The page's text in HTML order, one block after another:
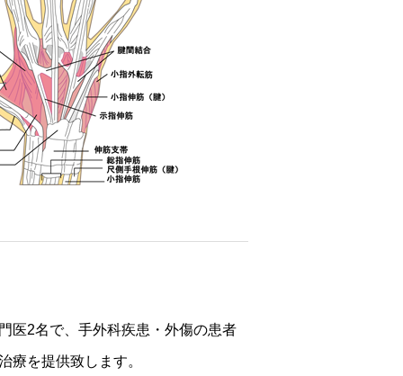
医2名で、手外科疾患・外傷の患者
療を提供致します。